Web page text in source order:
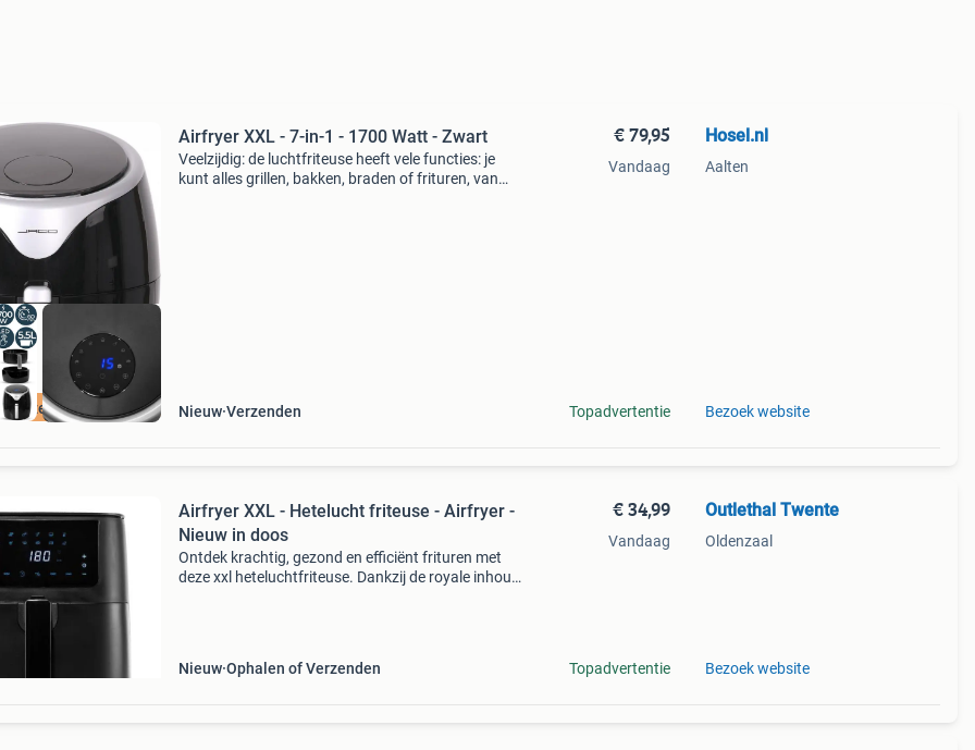
verzendkosten
Airfryer XXL - 7-in-1 - 1700 Watt - Zwart
Veelzijdig: de luchtfriteuse heeft vele functies: je
kunt alles grillen, bakken, braden of frituren, van
Nieuw Verzenden
€ 79,95
Vandaag
Topadvertentie
Hosel.nl
Aalten
Bezoek website
Airfryer XXL - Hetelucht friteuse - Airfryer -
Nieuw in doos
Ontdek krachtig, gezond en efficiënt frituren met
deze xxl heteluchtfriteuse. Dankzij de royale inhoud
Nieuw Ophalen of Verzenden
€ 34,99
Vandaag
Topadvertentie
Outlethal Twente
Oldenzaal
Bezoek website